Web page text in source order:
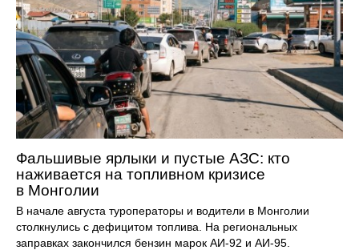
Фальшивые ярлыки и пустые АЗС: кто
наживается на топливном кризисе
в Монголии
В начале августа туроператоры и водители в Монголии
столкнулись с дефицитом топлива. На региональных
заправках закончился бензин марок АИ-92 и АИ-95.